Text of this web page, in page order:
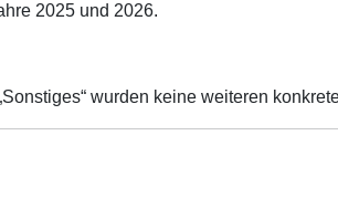
2025 und 2026.
wurden keine weiteren